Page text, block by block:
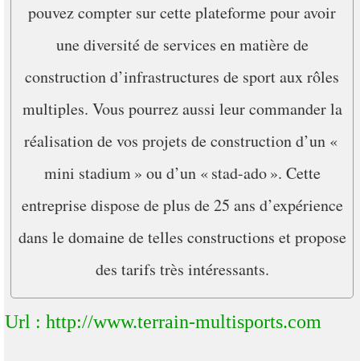
pouvez compter sur cette plateforme pour avoir
une diversité de services en matière de
construction d’infrastructures de sport aux rôles
multiples. Vous pourrez aussi leur commander la
réalisation de vos projets de construction d’un «
mini stadium » ou d’un « stad-ado ». Cette
entreprise dispose de plus de 25 ans d’expérience
dans le domaine de telles constructions et propose
des tarifs très intéressants.
Url : http://www.terrain-multisports.com